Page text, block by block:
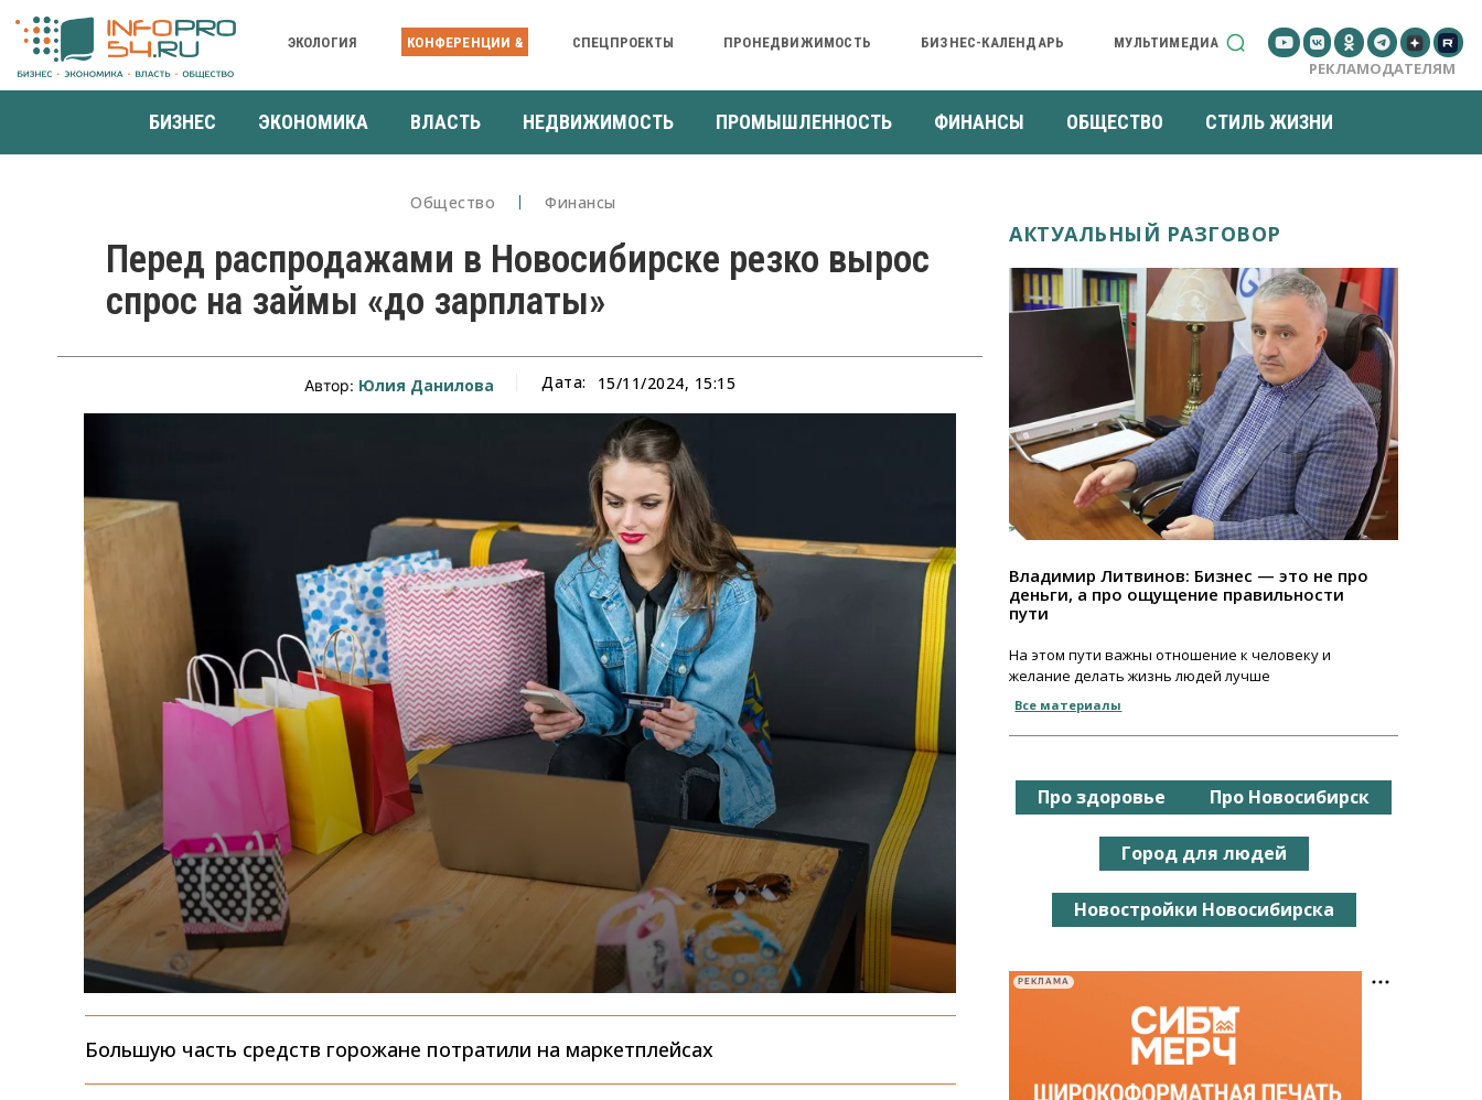
ЭКОЛОГИЯ КОНФЕРЕНЦИИ & СПЕЦПРОЕКТЫ ПРОНЕДВИЖИМОСТЬ БИЗНЕС-КАЛЕНДАРЬ МУЛЬТИМЕДИА
РЕКЛАМОДАТЕЛЯМ
БИЗНЕС ЭКОНОМИКА ВЛАСТЬ НЕДВИЖИМОСТЬ ПРОМЫШЛЕННОСТЬ ФИНАНСЫ ОБЩЕСТВО СТИЛЬ ЖИЗНИ
Общество Финансы
Перед распродажами в Новосибирске резко вырос
спрос на займы «до зарплаты»
Автор: Юлия Данилова Дата: 15/11/2024, 15:15
Большую часть средств горожане потратили на маркетплейсах
АКТУАЛЬНЫЙ РАЗГОВОР
Владимир Литвинов: Бизнес — это не про
деньги, а про ощущение правильности
пути
На этом пути важны отношение к человеку и
желание делать жизнь людей лучше
Все материалы
Про здоровье Про Новосибирск
Город для людей
Новостройки Новосибирска
РЕКЛАМА